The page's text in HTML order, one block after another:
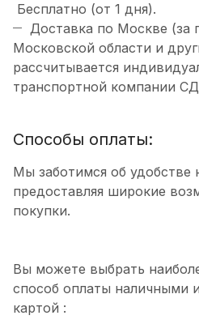
Бесплатно (от 1 дня).
Доставка по Москве
Московской области и
рассчитывается
транспортной компании
Способы оплаты:
Мы заботимся об удобстве
предоставляя широкие
покупки.
Вы можете выбрать
способ оплаты наличными
картой :